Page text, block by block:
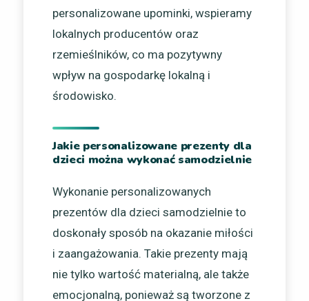
personalizowane upominki, wspieramy
lokalnych producentów oraz
rzemieślników, co ma pozytywny
wpływ na gospodarkę lokalną i
środowisko.
Jakie personalizowane prezenty dla
dzieci można wykonać samodzielnie
Wykonanie personalizowanych
prezentów dla dzieci samodzielnie to
doskonały sposób na okazanie miłości
i zaangażowania. Takie prezenty mają
nie tylko wartość materialną, ale także
emocjonalną, ponieważ są tworzone z